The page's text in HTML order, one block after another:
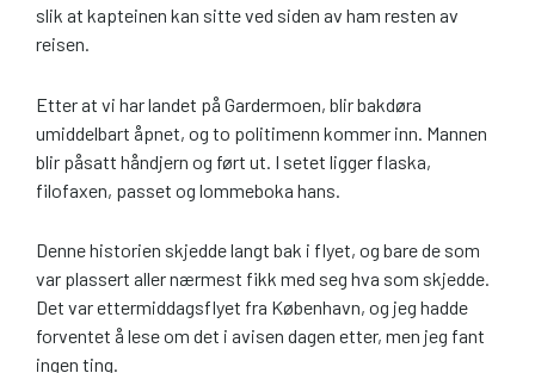
slik at kapteinen kan sitte ved siden av ham resten av
reisen.
Etter at vi har landet på Gardermoen, blir bakdøra
umiddelbart åpnet, og to politimenn kommer inn. Mannen
blir påsatt håndjern og ført ut. I setet ligger flaska,
filofaxen, passet og lommeboka hans.
Denne historien skjedde langt bak i flyet, og bare de som
var plassert aller nærmest fikk med seg hva som skjedde.
Det var ettermiddagsflyet fra København, og jeg hadde
forventet å lese om det i avisen dagen etter, men jeg fant
ingen ting.